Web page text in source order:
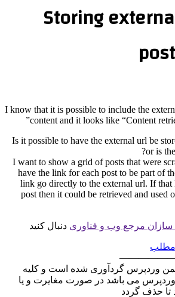
Storing
I know that it is possible to include the
content and it looks like “Content
Is it possible to have the external url be
or is
I want to show a grid of posts that were
have the link for each post to be part of
link go directly to the external url. If
post then it could be retrieved and used
سازان مرجع وب و فناوری دنبال کنید
مطلب
وردپرس گردآوری شده است و کلیه
می باشد در صورت مغایرت و یا
تا حذف گردد